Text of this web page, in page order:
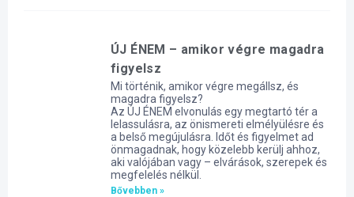
ÚJ ÉNEM – amikor végre magadra
figyelsz
Mi történik, amikor végre megállsz, és
magadra figyelsz?
Az ÚJ ÉNEM elvonulás egy megtartó tér a
lelassulásra, az önismereti elmélyülésre és
a belső megújulásra. Időt és figyelmet ad
önmagadnak, hogy közelebb kerülj ahhoz,
aki valójában vagy – elvárások, szerepek és
megfelelés nélkül.
Bővebben »